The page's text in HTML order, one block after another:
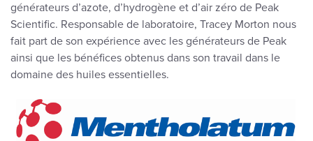
générateurs d’azote, d’hydrogène et d’air zéro de Peak
Scientific. Responsable de laboratoire, Tracey Morton nous
fait part de son expérience avec les générateurs de Peak
ainsi que les bénéfices obtenus dans son travail dans le
domaine des huiles essentielles.